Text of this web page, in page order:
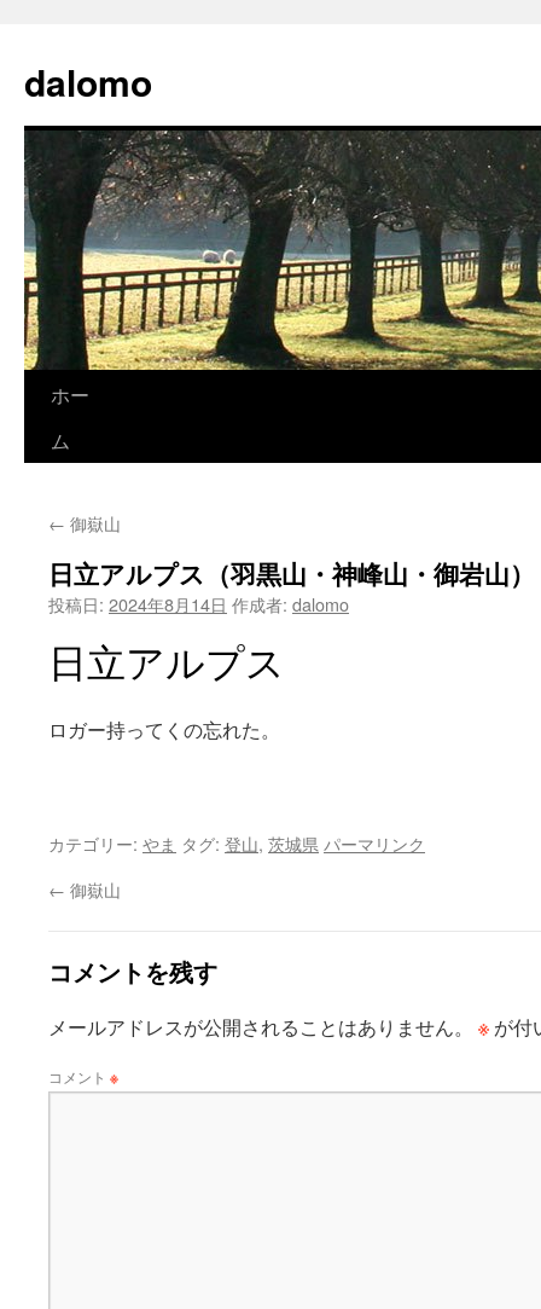
テ
ン
ス
キ
ッ
プ
dalomo
ホー
ム
← 御嶽山
日立アルプス（羽黒山・神峰山・御岩山）
投稿日: 2024年8月14日 作成者: dalomo
日立アルプス
ロガー持ってくの忘れた。
カテゴリー: やま タグ: 登山, 茨城県 パーマリンク
← 御嶽山
コメントを残す
メールアドレスが公開されることはありません。 ※ が付
コメント ※